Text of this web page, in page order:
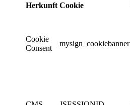
Herkunft Cookie
Cookie
Consent
mysign_cookiebanner